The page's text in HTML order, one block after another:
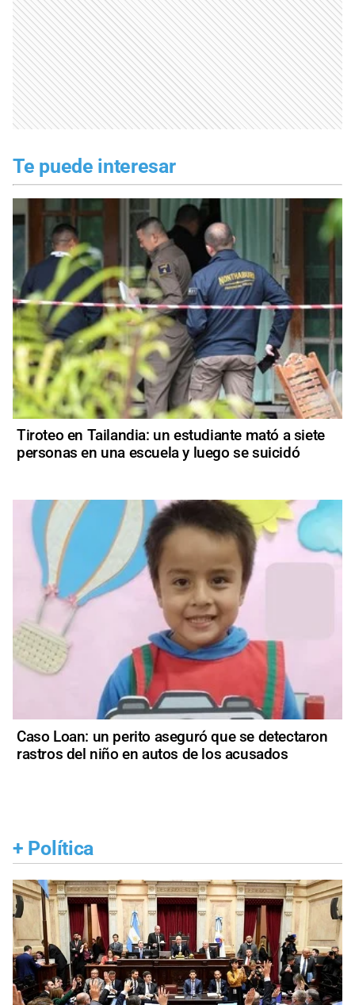
Te puede interesar
Tiroteo en Tailandia: un estudiante mató a siete
personas en una escuela y luego se suicidó
Caso Loan: un perito aseguró que se detectaron
rastros del niño en autos de los acusados
+ Política